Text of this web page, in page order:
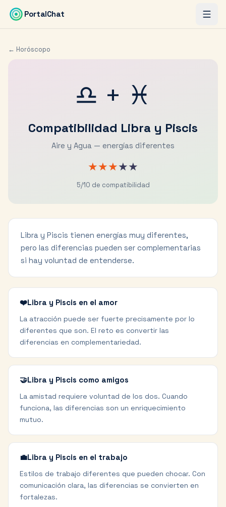
Saltar al contenido principal
PortalChat
← Horóscopo
♎ + ♓
Compatibilidad Libra y Piscis
Aire y Agua — energías diferentes
★★★★★
5/10 de compatibilidad
Libra y Piscis tienen energías muy diferentes,
pero las diferencias pueden ser complementarias
si hay voluntad de entenderse.
❤️Libra y Piscis en el amor
La atracción puede ser fuerte precisamente por lo
diferentes que son. El reto es convertir las
diferencias en complementariedad.
🤝Libra y Piscis como amigos
La amistad requiere voluntad de los dos. Cuando
funciona, las diferencias son un enriquecimiento
mutuo.
💼Libra y Piscis en el trabajo
Estilos de trabajo diferentes que pueden chocar. Con
comunicación clara, las diferencias se convierten en
fortalezas.